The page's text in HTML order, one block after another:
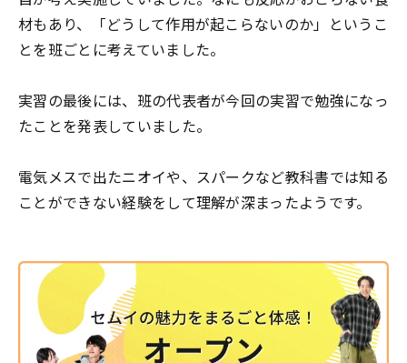
材もあり、「どうして作用が起こらないのか」というこ
とを班ごとに考えていました。
実習の最後には、班の代表者が今回の実習で勉強になっ
たことを発表していました。
電気メスで出たニオイや、スパークなど教科書では知る
ことができない経験をして理解が深まったようです。